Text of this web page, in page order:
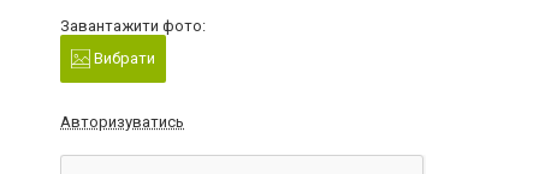
Завантажити фото:
Вибрати
Авторизуватись